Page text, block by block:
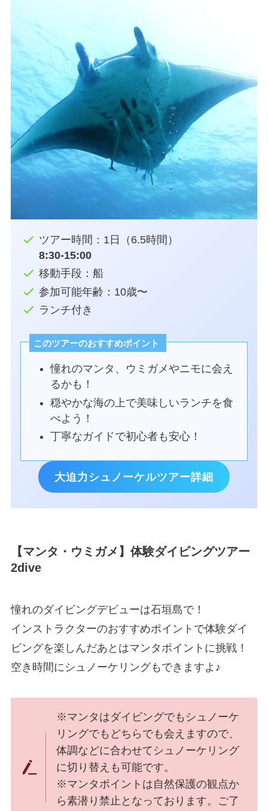
ツアー時間：1日（6.5時間）
8:30-15:00
移動手段：船
参加可能年齢：10歳〜
ランチ付き
このツアーのおすすめポイント
憧れのマンタ、ウミガメやニモに会え
るかも！
穏やかな海の上で美味しいランチを食
べよう！
丁寧なガイドで初心者も安心！
大迫力シュノーケルツアー詳細
【マンタ・ウミガメ】体験ダイビングツアー
2dive
憧れのダイビングデビューは石垣島で！
インストラクターのおすすめポイントで体験ダイ
ビングを楽しんだあとはマンタポイントに挑戦！
空き時間にシュノーケリングもできますよ♪
※マンタはダイビングでもシュノーケ
リングでもどちらでも会えますので、
体調などに合わせてシュノーケリング
に切り替えも可能です。
※マンタポイントは自然保護の観点か
ら素潜り禁止となっております。ご了